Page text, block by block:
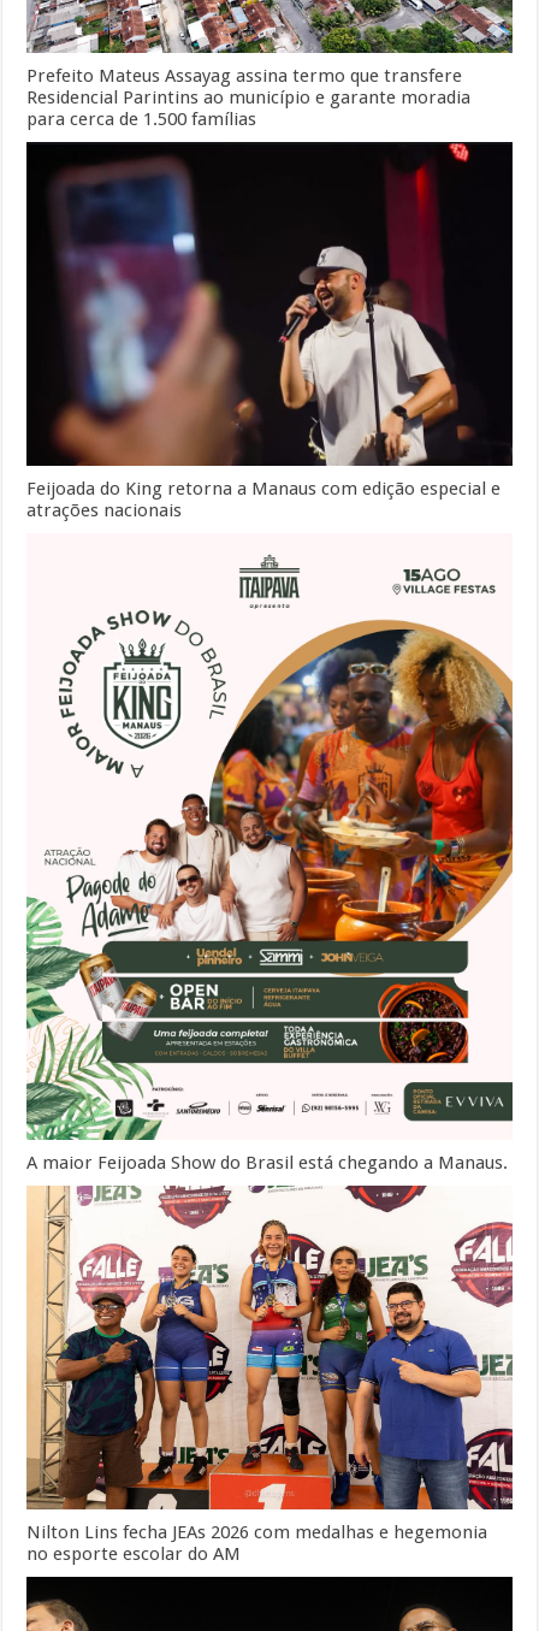
Prefeito Mateus Assayag assina termo que transfere
Residencial Parintins ao município e garante moradia
para cerca de 1.500 famílias
Feijoada do King retorna a Manaus com edição especial e
atrações nacionais
A maior Feijoada Show do Brasil está chegando a Manaus.
Nilton Lins fecha JEAs 2026 com medalhas e hegemonia
no esporte escolar do AM